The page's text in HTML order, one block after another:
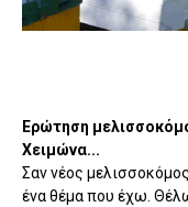
Ερώτηση
Χειμώνα...
Σαν νέος
ένα θέμα που έχω.